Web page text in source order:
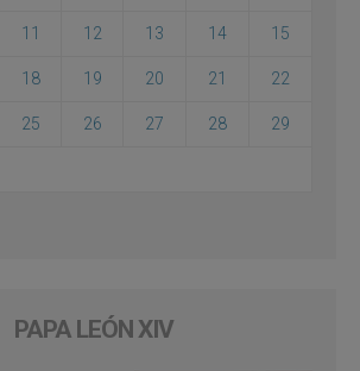
11 12 13 14 15
18 19 20 21 22
25 26 27 28 29
PAPA LEÓN XIV